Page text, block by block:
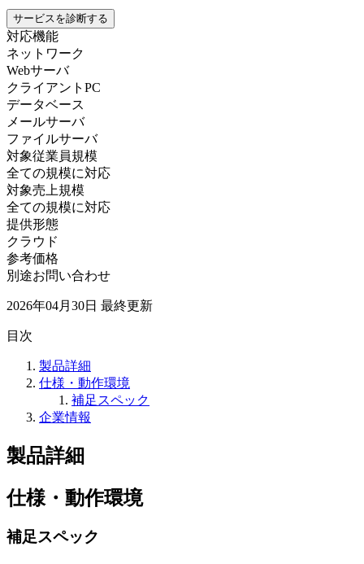
サービスを診断する
対応機能
ネットワーク
Webサーバ
クライアントPC
データベース
メールサーバ
ファイルサーバ
対象従業員規模
全ての規模に対応
対象売上規模
全ての規模に対応
提供形態
クラウド
参考価格
別途お問い合わせ
2026年04月30日 最終更新
目次
製品詳細
仕様・動作環境
補足スペック
企業情報
製品詳細
仕様・動作環境
補足スペック